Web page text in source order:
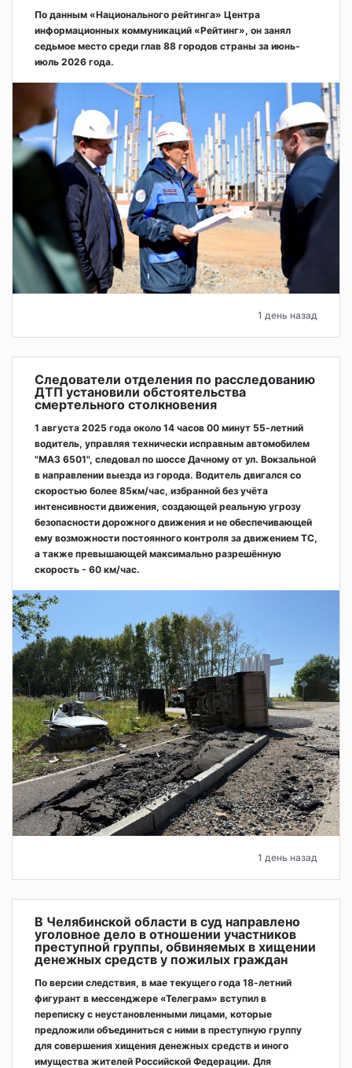
По данным «Национального рейтинга» Центра
информационных коммуникаций «Рейтинг», он занял
седьмое место среди глав 88 городов страны за июнь-
июль 2026 года.
1 день назад
Следователи отделения по расследованию
ДТП установили обстоятельства
смертельного столкновения
1 августа 2025 года около 14 часов 00 минут 55-летний
водитель, управляя технически исправным автомобилем
"МАЗ 6501", следовал по шоссе Дачному от ул. Вокзальной
в направлении выезда из города. Водитель двигался со
скоростью более 85км/час, избранной без учёта
интенсивности движения, создающей реальную угрозу
безопасности дорожного движения и не обеспечивающей
ему возможности постоянного контроля за движением ТС,
а также превышающей максимально разрешённую
скорость - 60 км/час.
1 день назад
В Челябинской области в суд направлено
уголовное дело в отношении участников
преступной группы, обвиняемых в хищении
денежных средств у пожилых граждан
По версии следствия, в мае текущего года 18-летний
фигурант в мессенджере «Телеграм» вступил в
переписку с неустановленными лицами, которые
предложили объединиться с ними в преступную группу
для совершения хищения денежных средств и иного
имущества жителей Российской Федерации. Для